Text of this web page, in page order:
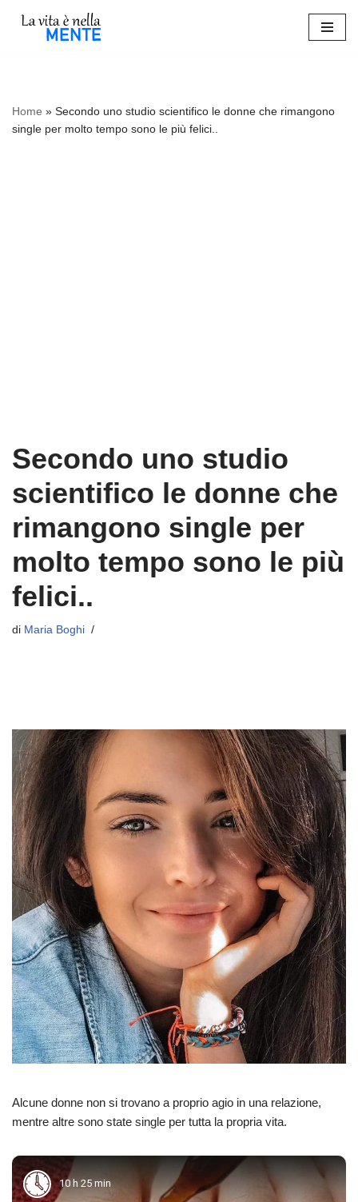
Home » Secondo uno studio scientifico le donne che rimangono
single per molto tempo sono le più felici..
Secondo uno studio
scientifico le donne che
rimangono single per
molto tempo sono le più
felici..
di Maria Boghi
Alcune donne non si trovano a proprio agio in una relazione,
mentre altre sono state single per tutta la propria vita.
10 h 25 min